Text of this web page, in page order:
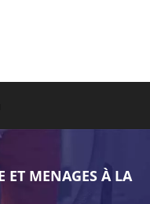
ET MENAGES À LA